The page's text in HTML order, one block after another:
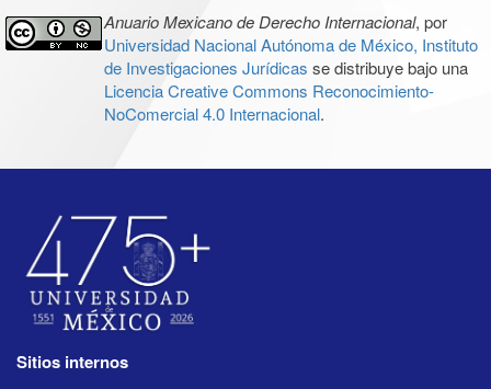
Anuario Mexicano de Derecho Internacional, por
Universidad Nacional Autónoma de México, Instituto
de Investigaciones Jurídicas se distribuye bajo una
Licencia Creative Commons Reconocimiento-
NoComercial 4.0 Internacional.
Sitios internos